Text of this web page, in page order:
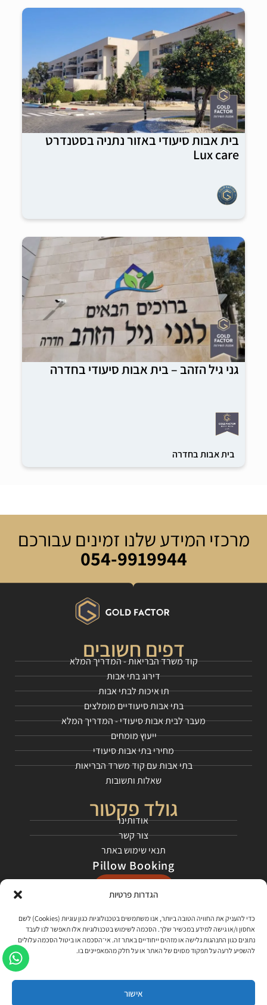
הגדרות פרטיות
כדי להעניק את החוויה הטובה ביותר, אנו משתמשים בטכנולוגיות כגון עוגיות (Cookies) לשם
אחסון ו/או גישה למידע במכשיר שלך. הסכמה לשימוש בטכנולוגיות אלו תאפשר לנו לעבד
נתונים כגון התנהגות גלישה או מזהים ייחודיים באתר זה. אי־הסכמה או ביטול הסכמה עלולים
להשפיע לרעה על תפקוד מסוים של האתר או על חלק מהמאפיינים בו.
אישור
בית אבות סיעודי באזור נתניה בסטנדרט
Lux care
גני גיל הזהב – בית אבות סיעודי בחדרה
בית אבות בחדרה
מרכזי המידע שלנו זמינים עבורכם
054-9919944
דפים חשובים
קוד משרד הבריאות - המדריך המלא
דירוג בתי אבות
תו איכות לבתי אבות
בתי אבות סיעודיים מומלצים
מעבר לבית אבות סיעודי - המדריך המלא
ייעוץ מומחים
מחירי בתי אבות סיעודי
בתי אבות עם קוד משרד הבריאות
שאלות ותשובות
גולד פקטור
אודותינו
צור קשר
תנאי שימוש באתר
Pillow Booking
רשתות חברתיות
בקרו אותנו בפייסבוק
צפו בסרטונים שלנו ביוטיוב, למדו עלינו ועל התהליך!